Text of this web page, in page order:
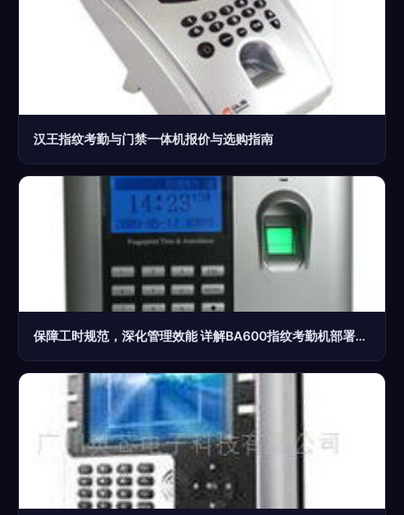
汉王指纹考勤与门禁一体机报价与选购指南
保障工时规范，深化管理效能 详解BA600指纹考勤机部署与应用\r